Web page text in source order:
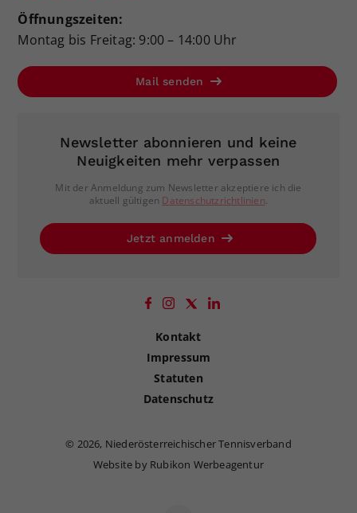
Öffnungszeiten:
Montag bis Freitag: 9:00 – 14:00 Uhr
Mail senden
Newsletter abonnieren und keine
Neuigkeiten mehr verpassen
Mit der Anmeldung zum Newsletter akzeptiere ich die
aktuell gültigen Datenschutzrichtlinien.
Jetzt anmelden
Kontakt
Impressum
Statuten
Datenschutz
© 2026, Niederösterreichischer Tennisverband
Website by Rubikon Werbeagentur